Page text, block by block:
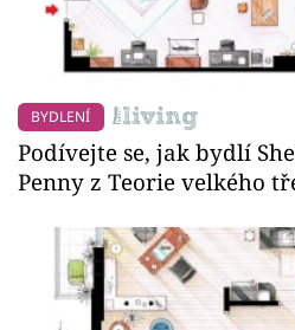
BYDLENÍ
Podívejte se, jak bydlí
Penny z Teorie velkého